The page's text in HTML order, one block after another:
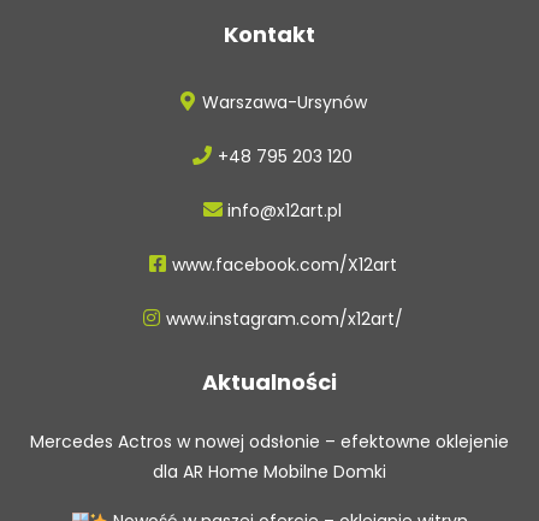
Kontakt
Warszawa-Ursynów
+48 795 203 120
info@x12art.pl
www.facebook.com/X12art
www.instagram.com/x12art/
Aktualności
Mercedes Actros w nowej odsłonie – efektowne oklejenie
dla AR Home Mobilne Domki